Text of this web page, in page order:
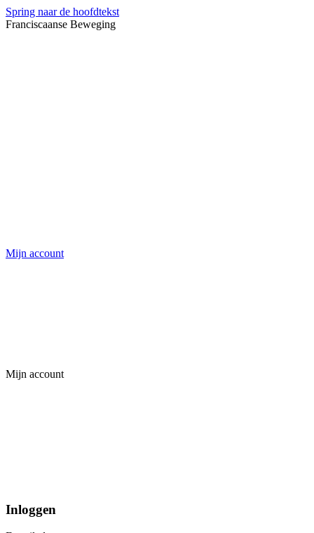
Spring naar de hoofdtekst
Franciscaanse Beweging
Mijn account
Mijn account
Inloggen